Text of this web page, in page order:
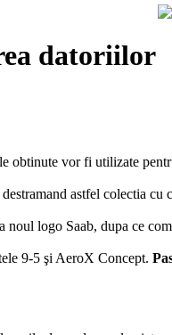
datoriilor
obtinute vor fi utilizate
astfel colectia cu
noul logo Saab, dupa ce
9-5 şi AeroX Concept.